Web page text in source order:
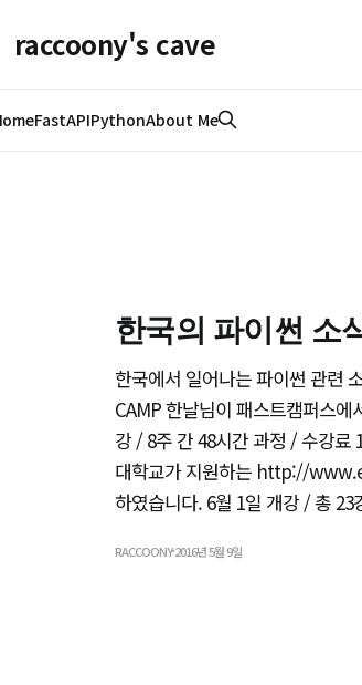
raccoony's cave
FastAPIPythonAbout Me
한국의 파이썬 소
한국에서 일어나는 파이썬 관련
CAMP 한날님이 패스트캠퍼스
강 / 8주 간 48시간 과정 / 수강료
대학교가 지원하는 http://
하였습니다. 6월 1일 개강 / 총 23
RACCOONY2016년 5월 9일